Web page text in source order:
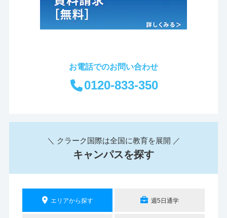
お電話でのお問い合わせ
0120-833-350
＼ クラーク国際は全国に教育を展開 ／
キャンパスを探す
エリアから探す 週5日通学